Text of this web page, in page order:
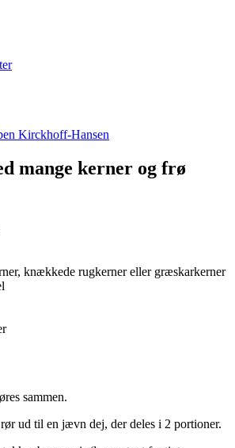
Kirckhoff-Hansen
mange kerner og frø
knækkede rugkerner eller græskarkerner
sammen.
ud til en jævn dej, der deles i 2 portioner.